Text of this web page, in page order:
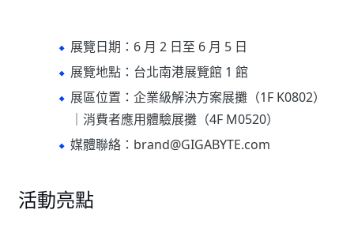
展覽日期：6 月 2 日至 6 月 5 日
展覽地點：台北南港展覽館 1 館
展區位置：企業級解決方案展攤（1F K0802）
｜消費者應用體驗展攤（4F M0520）
媒體聯絡：brand@GIGABYTE.com
活動亮點